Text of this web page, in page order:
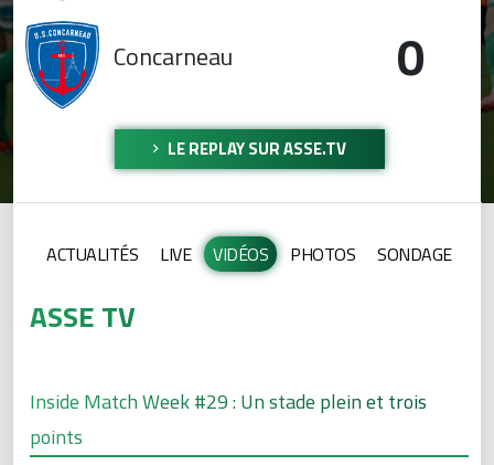
Concarneau 0
LE REPLAY SUR ASSE.TV
ACTUALITÉS LIVE VIDÉOS PHOTOS SONDAGE
ASSE TV
Inside Match Week #29 : Un stade plein et trois
points